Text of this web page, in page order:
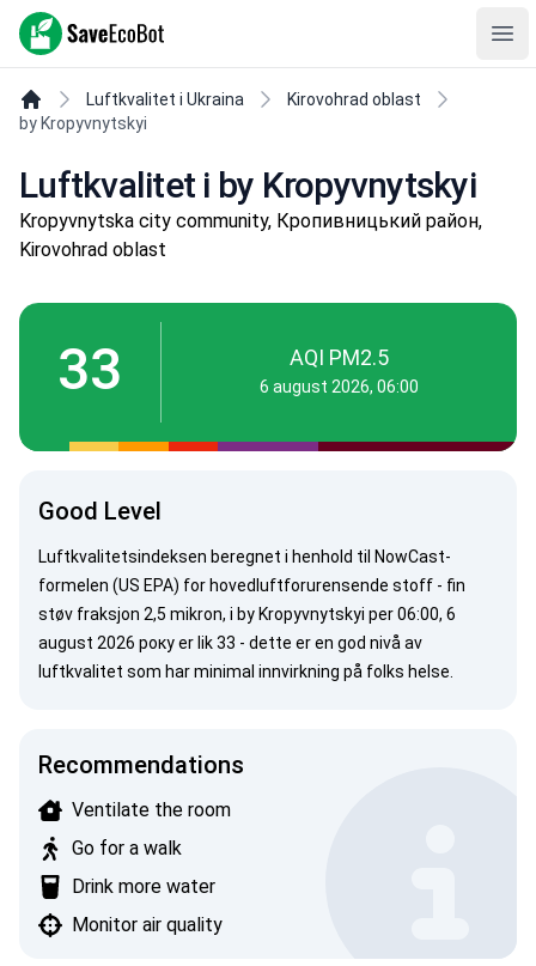
SaveEcoBot
Luftkvalitet i Ukraina
Kirovohrad oblast
by Kropyvnytskyi
Luftkvalitet i by Kropyvnytskyi
Kropyvnytska city community, Кропивницький район,
Kirovohrad oblast
33 AQI PM2.5
6 august 2026, 06:00
Good Level
Luftkvalitetsindeksen beregnet i henhold til NowCast-
formelen (US EPA) for hovedluftforurensende stoff - fin
støv fraksjon 2,5 mikron, i by Kropyvnytskyi per 06:00, 6
august 2026 року er lik 33 - dette er en god nivå av
luftkvalitet som har minimal innvirkning på folks helse.
Recommendations
Ventilate the room
Go for a walk
Drink more water
Monitor air quality